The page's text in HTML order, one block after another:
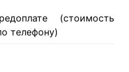
(стоимость
телефону)